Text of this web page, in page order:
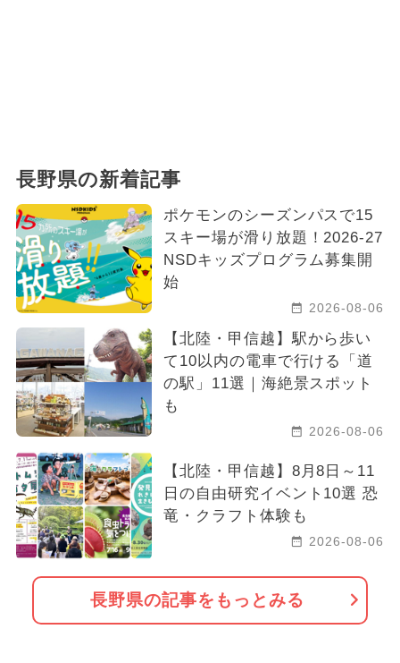
長野県の新着記事
ポケモンのシーズンパスで15
スキー場が滑り放題！2026-27
NSDキッズプログラム募集開
始
2026-08-06
【北陸・甲信越】駅から歩い
て10以内の電車で行ける「道
の駅」11選｜海絶景スポット
も
2026-08-06
【北陸・甲信越】8月8日～11
日の自由研究イベント10選 恐
竜・クラフト体験も
2026-08-06
長野県の記事をもっとみる